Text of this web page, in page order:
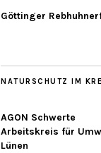
Göttinger
NATURSCHUTZ IM
AGON Schwerte
Arbeitskreis für
Lünen